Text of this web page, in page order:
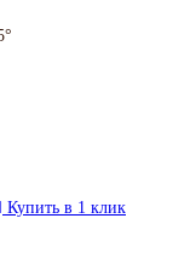
Купить в 1 клик